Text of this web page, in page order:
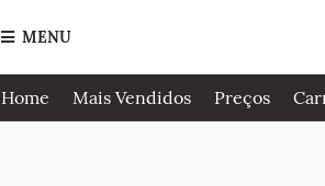
MENU
Home Mais Vendidos Preços